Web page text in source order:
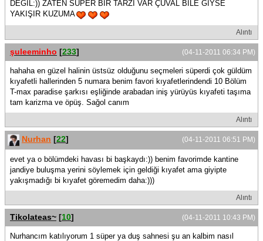
DEĞİL:)) ZATEN SÜPER BİR TARZI VAR ÇUVAL BİLE GİYSE
YAKIŞIR KUZUMA
Alıntı
(04-11-2011 06:34 PM)
şuleeminho [233]
hahaha en güzel halinin üstsüz olduğunu seçmeleri süperdi çok güldüm
kıyafetli hallerinden 5 numara benim favori kıyafetlerindendi 10 Bölüm
T-max paradise şarkısı eşliğinde arabadan iniş yürüyüs kıyafeti taşıma
tam karizma ve öpüş. Sağol canım
Alıntı
(04-11-2011 06:51 PM)
Nurhan [22]
evet ya o bölümdeki havası bi başkaydı:)) benim favorimde kantine
jandiye buluşma yerini söylemek için geldiği kıyafet ama giyipte
yakışmadığı bi kıyafet göremedim daha:)))
Alıntı
(04-11-2011 10:43 PM)
Tikolateas~ [10]
Nurhancım katılıyorum 1 süper ya duş sahnesi şu an kalbim nasıl